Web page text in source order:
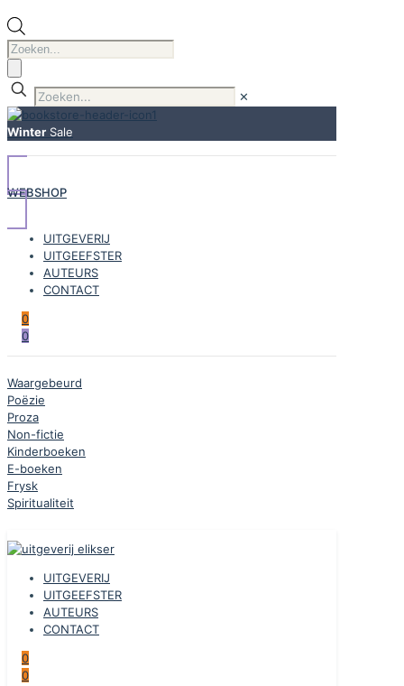
Producten
zoeken
✕
Winter Sale
WEBSHOP
UITGEVERIJ
UITGEEFSTER
AUTEURS
CONTACT
0
0
Waargebeurd
Poëzie
Proza
Non-fictie
Kinderboeken
E-boeken
Frysk
Spiritualiteit
UITGEVERIJ
UITGEEFSTER
AUTEURS
CONTACT
0
0